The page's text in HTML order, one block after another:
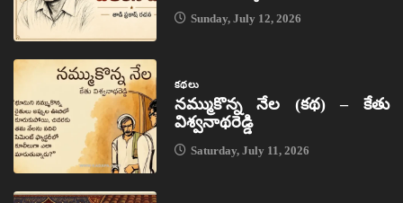
Sunday, July 12, 2026
కథలు
నమ్ముకొన్న నేల (కథ) – కేతు
విశ్వనాథరెడ్డి
Saturday, July 11, 2026